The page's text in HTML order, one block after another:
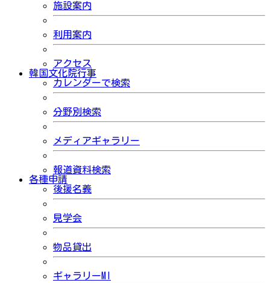
施設案内
利用案内
アクセス
韓国文化院行事
カレンダーで検索
分野別検索
メディアギャラリー
報道資料検索
各種申請
後援名義
見学会
物品貸出
ギャラリーMI